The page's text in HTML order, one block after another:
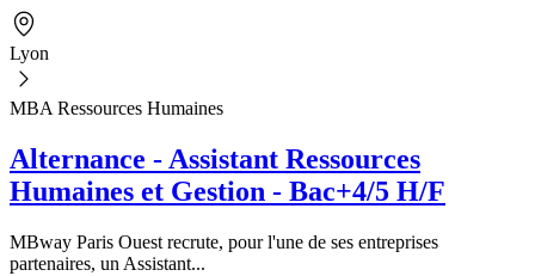
Lyon
MBA Ressources Humaines
Alternance - Assistant Ressources
Humaines et Gestion - Bac+4/5 H/F
MBway Paris Ouest recrute, pour l'une de ses entreprises
partenaires, un Assistant...